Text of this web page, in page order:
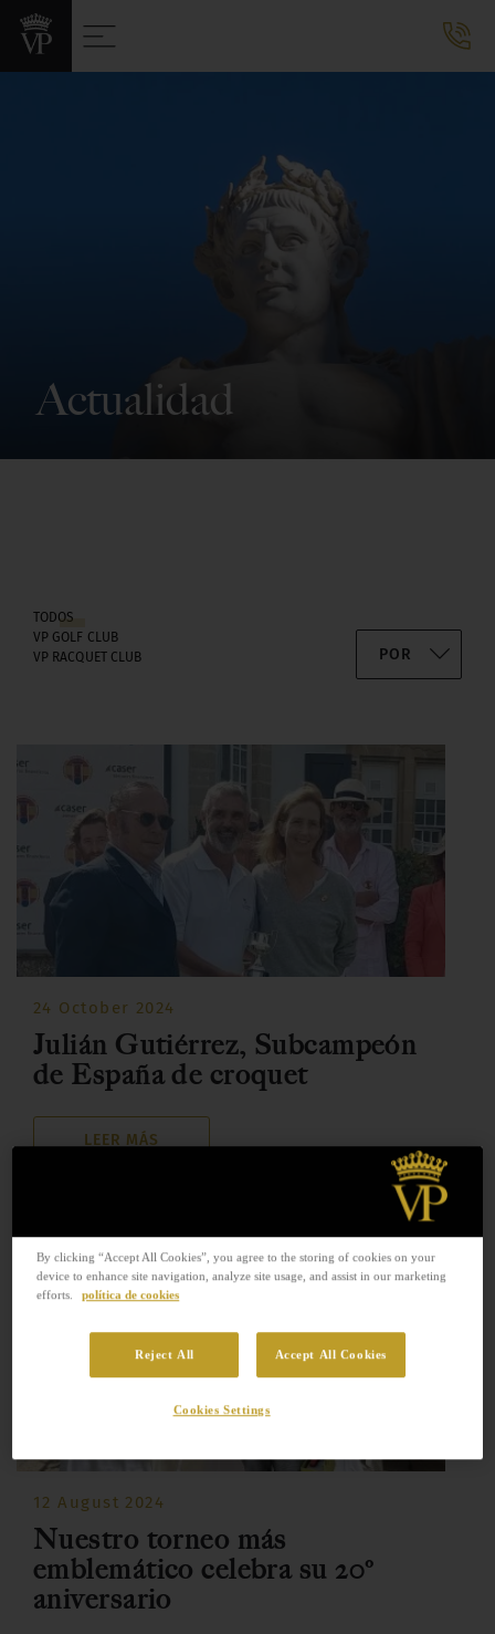
Actualidad
TODOS
VP GOLF CLUB
VP RACQUET CLUB
24 October 2024
Julián Gutiérrez, Subcampeón
de España de croquet
LEER MÁS
12 August 2024
Nuestro torneo más
emblemático celebra su 20º
aniversario
By clicking “Accept All Cookies”, you agree to the storing of cookies on your
device to enhance site navigation, analyze site usage, and assist in our marketing
efforts.
política de cookies
Reject All Accept All Cookies
Cookies Settings